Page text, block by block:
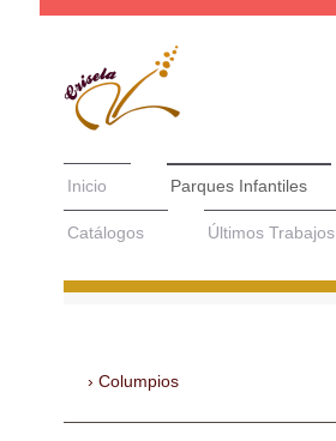
Inicio Parques Infantiles
Catálogos Últimos Trabajos
Columpios